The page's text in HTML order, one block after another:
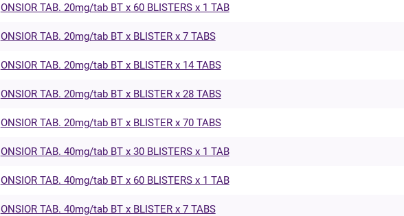
ONSIOR TAB. 20mg/tab BT x 60 BLISTERS x 1 TAB
ONSIOR TAB. 20mg/tab BT x BLISTER x 7 TABS
ONSIOR TAB. 20mg/tab BT x BLISTER x 14 TABS
ONSIOR TAB. 20mg/tab BT x BLISTER x 28 TABS
ONSIOR TAB. 20mg/tab BT x BLISTER x 70 TABS
ONSIOR TAB. 40mg/tab BT x 30 BLISTERS x 1 TAB
ONSIOR TAB. 40mg/tab BT x 60 BLISTERS x 1 TAB
ONSIOR TAB. 40mg/tab BT x BLISTER x 7 TABS